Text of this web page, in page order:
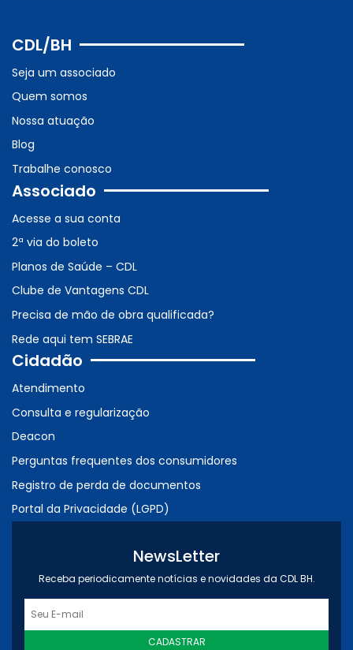
CDL/BH
Seja um associado
Quem somos
Nossa atuação
Blog
Trabalhe conosco
Associado
Acesse a sua conta
2ª via do boleto
Planos de Saúde – CDL
Clube de Vantagens CDL
Precisa de mão de obra qualificada?
Rede aqui tem SEBRAE
Cidadão
Atendimento
Consulta e regularização
Deacon
Perguntas frequentes dos consumidores
Registro de perda de documentos
Portal da Privacidade (LGPD)
NewsLetter
Receba periodicamente notícias e novidades da CDL BH.
CADASTRAR